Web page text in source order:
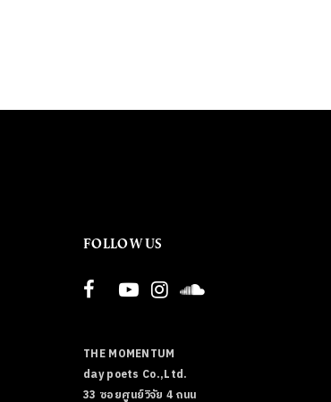
FOLLOW US
THE MOMENTUM
day poets Co.,Ltd.
33 ซอยศูนย์วิจัย 4 ถนน